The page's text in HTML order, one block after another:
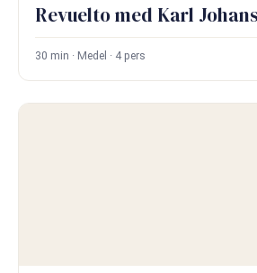
Revuelto med Karl
30 min · Medel · 4 pers